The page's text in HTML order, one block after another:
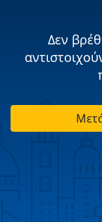
Δεν